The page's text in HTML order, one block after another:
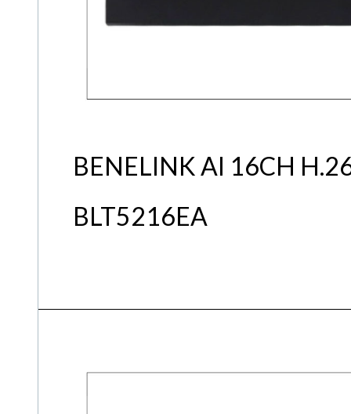
BENELINK AI 16CH
BLT5216EA